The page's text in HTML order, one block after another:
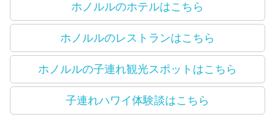
ホノルルのホテルはこちら
ホノルルのレストランはこちら
ホノルルの子連れ観光スポットはこちら
子連れハワイ体験談はこちら